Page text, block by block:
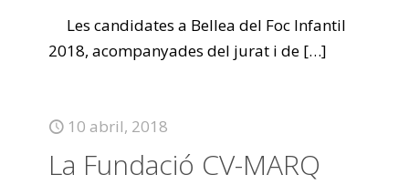
Les candidates a Bellea del Foc Infantil
2018, acompanyades del jurat i de […]
10 abril, 2018
La Fundació CV-MARQ